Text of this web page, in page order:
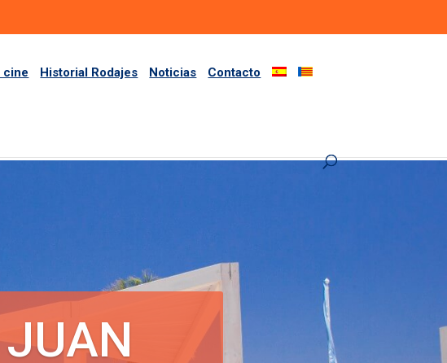
cine Historial Rodajes Noticias Contacto